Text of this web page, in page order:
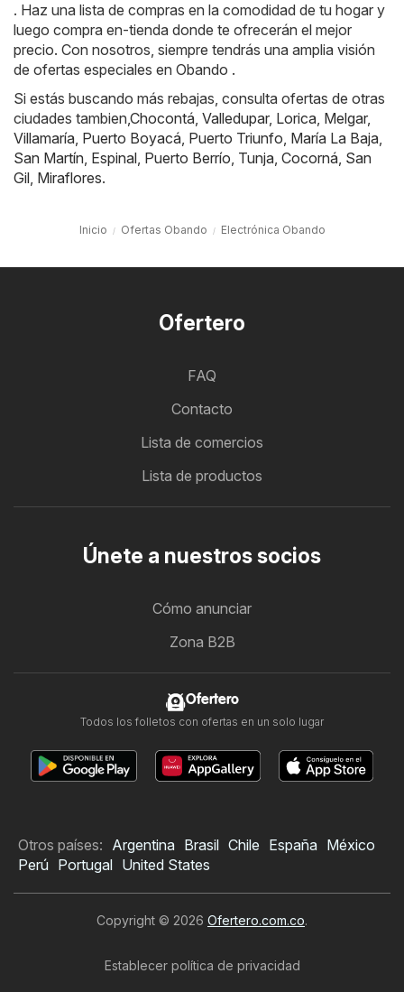
. Haz una lista de compras en la comodidad de tu hogar y
luego compra en-tienda donde te ofrecerán el mejor
precio. Con nosotros, siempre tendrás una amplia visión
de ofertas especiales en Obando .
Si estás buscando más rebajas, consulta ofertas de otras
ciudades tambien,Chocontá, Valledupar, Lorica, Melgar,
Villamaría, Puerto Boyacá, Puerto Triunfo, María La Baja,
San Martín, Espinal, Puerto Berrío, Tunja, Cocorná, San
Gil, Miraflores.
Inicio Ofertas Obando Electrónica Obando
Ofertero
FAQ
Contacto
Lista de comercios
Lista de productos
Únete a nuestros socios
Cómo anunciar
Zona B2B
Ofertero
Todos los folletos con ofertas en un solo lugar
Otros países: Argentina Brasil Chile España México
Perú Portugal United States
Copyright © 2026 Ofertero.com.co.
Establecer política de privacidad